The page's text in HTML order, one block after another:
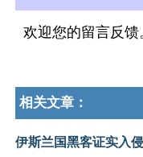
欢迎您的留言反馈
相关文章：
伊斯兰国黑客证实入